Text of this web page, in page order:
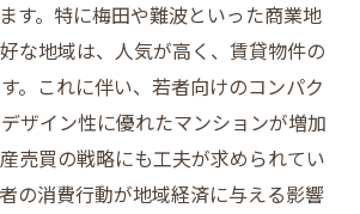
す。特に梅田や難波といった商業地
な地域は、人気が高く、賃貸物件の
。これに伴い、若者向けのコンパク
ザイン性に優れたマンションが増加
売買の戦略にも工夫が求められてい
の消費行動が地域経済に与える影響